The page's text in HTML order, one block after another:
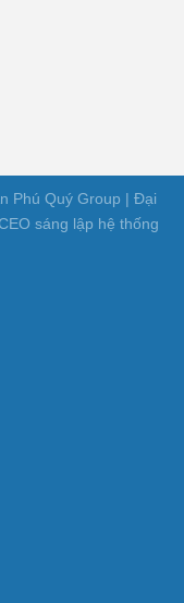
Phú Quý Group | Đại
sáng lập hệ thống